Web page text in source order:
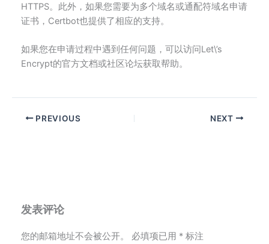
HTTPS。此外，如果您需要为多个域名或通配符域名申请
证书，Certbot也提供了相应的支持。
如果您在申请过程中遇到任何问题，可以访问Let\’s
Encrypt的官方文档或社区论坛获取帮助。
PREVIOUS NEXT
发表评论
您的邮箱地址不会被公开。 必填项已用 *标注